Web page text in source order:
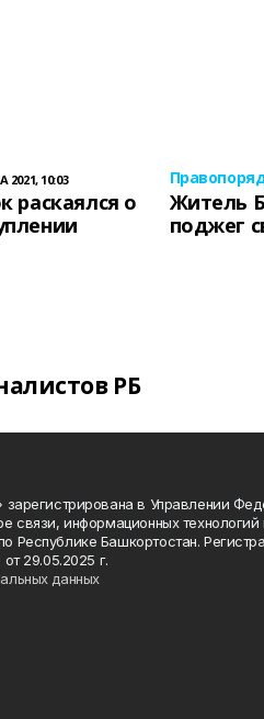
2021, 10:03
раскаялся о
Житель
поджег
РБ
зарегистрирована в Управлении
связи, информационных технологий
Республике Башкортостан.
29.05.2025 г.
данных